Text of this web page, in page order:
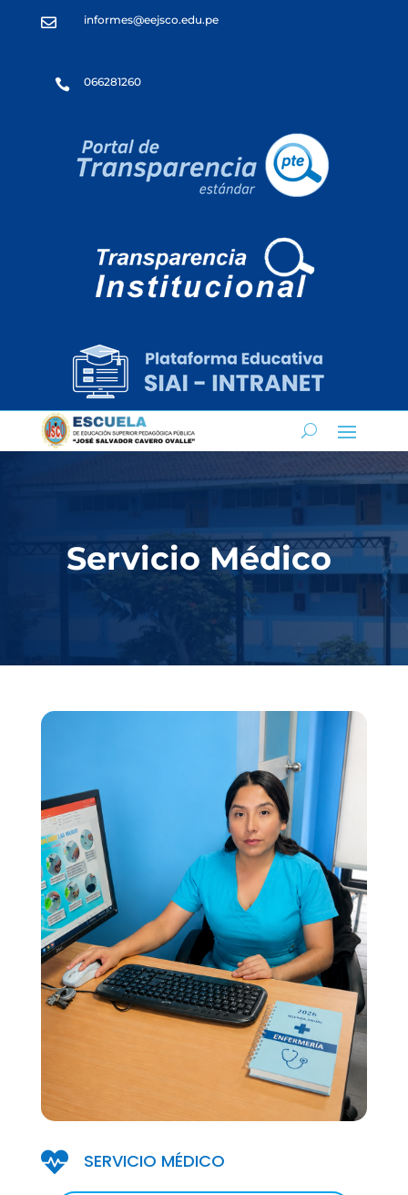
 informes@eejsco.edu.pe
 066281260
Servicio Médico
 SERVICIO MÉDICO